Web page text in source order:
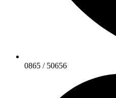
0865 / 50656